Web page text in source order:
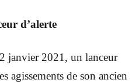
d’alerte
janvier 2021, un lanceur
agissements de son ancien